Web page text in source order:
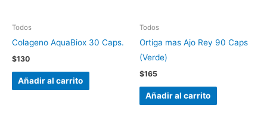
Todos
Colageno AquaBiox 30 Caps.
$130
Añadir al carrito
Todos
Ortiga mas Ajo Rey 90 Caps
(Verde)
$165
Añadir al carrito